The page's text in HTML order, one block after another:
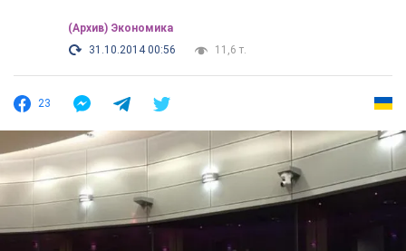
(Архив) Экономика
31.10.2014 00:56
11,6 т.
23